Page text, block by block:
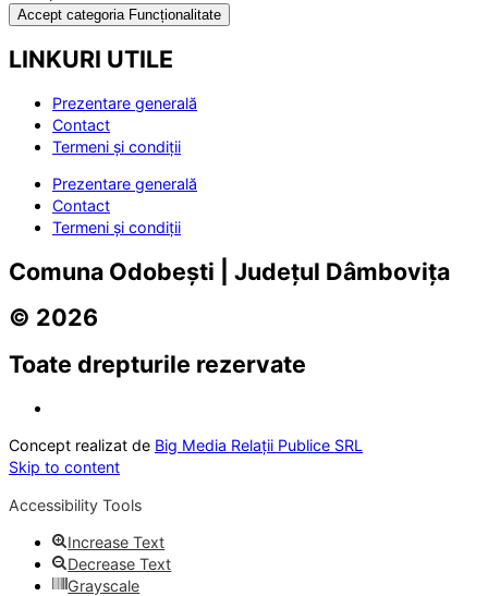
Accept categoria Funcționalitate
LINKURI UTILE
Prezentare generală
Contact
Termeni și condiții
Prezentare generală
Contact
Termeni și condiții
Comuna Odobești | Județul Dâmbovița
© 2026
Toate drepturile rezervate
Concept realizat de Big Media Relații Publice SRL
Skip to content
Accessibility Tools
Increase Text
Decrease Text
Grayscale